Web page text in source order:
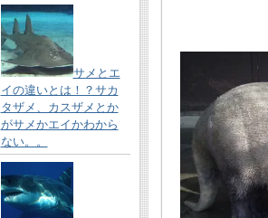
サメとエ
イの違いとは！？サカ
タザメ、カスザメとか
がサメかエイかわから
ない。。